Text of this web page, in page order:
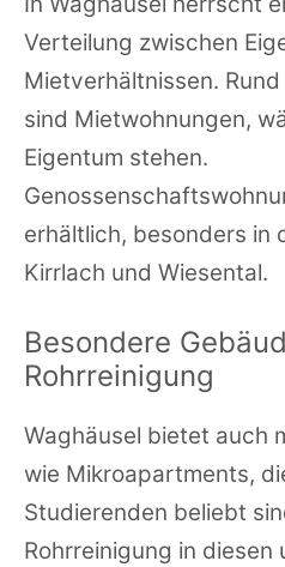
Verteilung zwischen
Mietverhältnissen.
sind Mietwohnungen,
Eigentum stehen.
erhältlich, besonders in
Kirrlach und Wiesental.
Besondere
Rohrreinigung
Waghäusel bietet auch
wie Mikroapartments,
Studierenden beliebt
Rohrreinigung in diesen